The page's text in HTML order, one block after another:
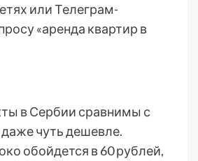
или Телеграм-
«аренда квартир в
в Сербии сравнимы с
чуть дешевле.
обойдется в 60 рублей,